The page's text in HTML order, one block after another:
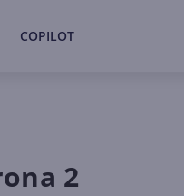
COPILOT
2